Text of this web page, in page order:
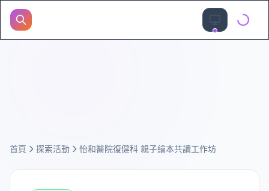
首頁 探索活動 怡和醫院復健科 親子繪本共讀工作坊